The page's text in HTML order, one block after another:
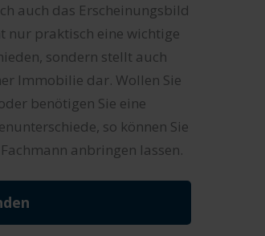
auch das Erscheinungsbild
nur praktisch eine wichtige
sondern stellt auch
Immobilie dar. Wollen Sie
benötigen Sie eine
so können Sie
anbringen lassen.